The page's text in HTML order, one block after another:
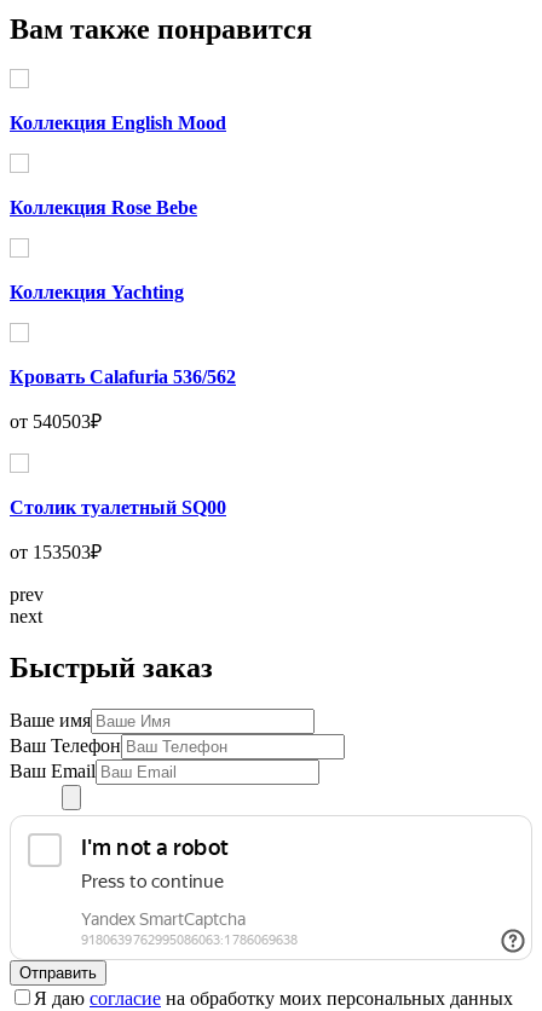
Вам также понравится
Коллекция English Mood
Коллекция Rose Bebe
Коллекция Yachting
Кровать Calafuria 536/562
от 540503₽
Столик туалетный SQ00
от 153503₽
prev
next
Быстрый заказ
Ваше имя
Ваш Телефон
Ваш Email
Отправить
Я даю согласие на обработку моих персональных данных